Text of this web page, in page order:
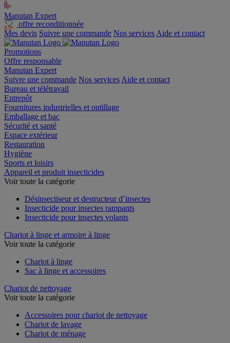
Manutan Expert
offre reconditionnée
Mes devis Suivre une commande Nos services Aide et contact
Promotions
Offre responsable
Manutan Expert
Suivre une commande Nos services Aide et contact
Bureau et télétravail
Entrepôt
Fournitures industrielles et outillage
Emballage et bac
Sécurité et santé
Espace extérieur
Restauration
Hygiène
Sports et loisirs
Appareil et produit insecticides
Voir toute la catégorie
Désinsectiseur et destructeur d’insectes
Insecticide pour insectes rampants
Insecticide pour insectes volants
Chariot à linge et armoire à linge
Voir toute la catégorie
Chariot à linge
Sac à linge et accessoires
Chariot de nettoyage
Voir toute la catégorie
Accessoires pour chariot de nettoyage
Chariot de lavage
Chariot de ménage